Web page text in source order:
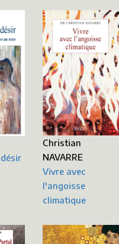
Christian
NAVARRE
Vivre avec
l'angoisse
climatique